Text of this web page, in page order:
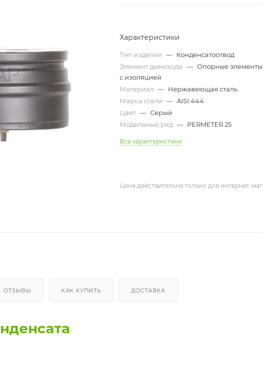
Характеристики
Тип изделия — Конденсатоотвод
Элемент дымохода — Опорные элементы
с изоляцией
Материал — Нержавеющая сталь
Марка стали — AISI 444
Цвет — Серый
Модельный ряд — PERMETER 25
Все характеристики
Цена действительна только для интернет-
ОТЗЫВЫ КАК КУПИТЬ ДОСТАВКА